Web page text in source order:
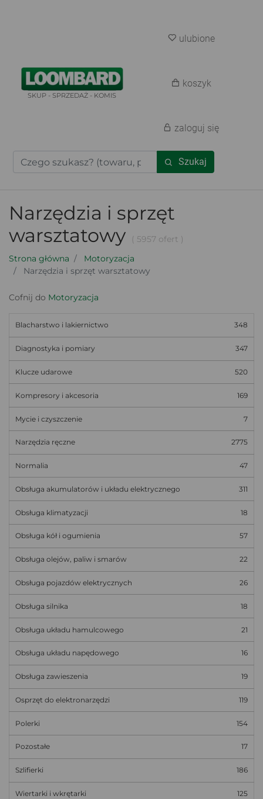
SKUP - SPRZEDAŻ - KOMIS
Szukaj
ulubione
koszyk
zaloguj się
Narzędzia i sprzęt
warsztatowy
( 5957 ofert )
Strona główna
Motoryzacja
Narzędzia i sprzęt warsztatowy
Cofnij do Motoryzacja
Blacharstwo i lakiernictwo 348
Diagnostyka i pomiary 347
Klucze udarowe 520
Kompresory i akcesoria 169
Mycie i czyszczenie 7
Narzędzia ręczne 2775
Normalia 47
Obsługa akumulatorów i układu elektrycznego 311
Obsługa klimatyzacji 18
Obsługa kół i ogumienia 57
Obsługa olejów, paliw i smarów 22
Obsługa pojazdów elektrycznych 26
Obsługa silnika 18
Obsługa układu hamulcowego 21
Obsługa układu napędowego 16
Obsługa zawieszenia 19
Osprzęt do elektronarzędzi 119
Polerki 154
Pozostałe 17
Szlifierki 186
Wiertarki i wkrętarki 125